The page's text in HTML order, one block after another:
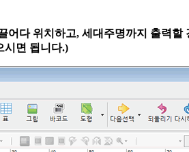
어다 위치하고, 세대주명까지 출력할
시면 됩니다.)